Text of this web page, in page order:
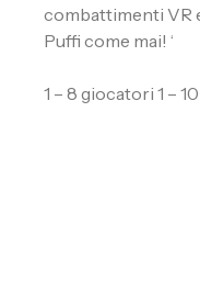
combattimenti VR
Puffi come mai! ‘
1 – 8 giocatori 1 –